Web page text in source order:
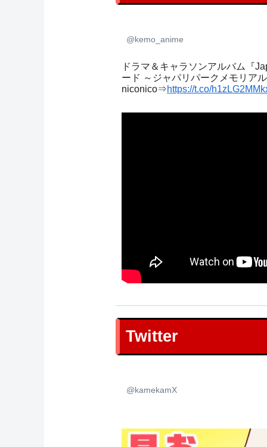
@kemo_anime
ドラマ＆キャラソンアルバム『
ード ～ジャパリパークメモリア
niconico⇒https://t.co/
Twitter
@kamekamX